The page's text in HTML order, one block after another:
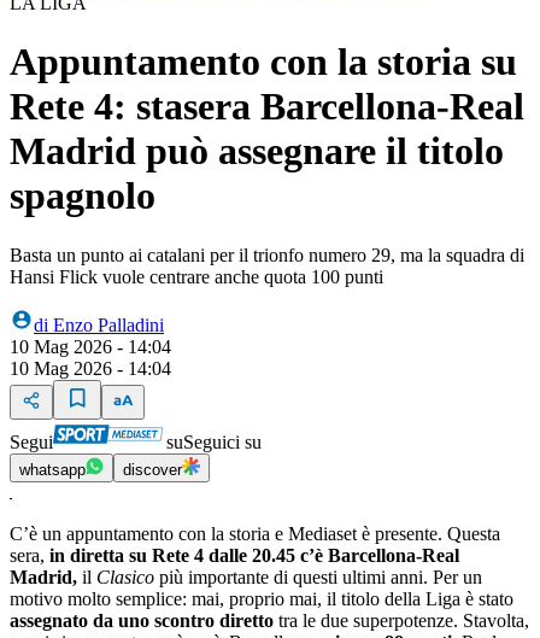
Appuntamento con la storia su
Rete 4: stasera Barcellona-Real
Madrid può assegnare il titolo
spagnolo
Basta un punto ai catalani per il trionfo numero 29, ma la squadra di
Hansi Flick vuole centrare anche quota 100 punti
di Enzo Palladini
10 Mag 2026 - 14:04
10 Mag 2026 - 14:04
Segui suSeguici su
whatsapp discover
C’è un appuntamento con la storia e Mediaset è presente. Questa
sera, in diretta su Rete 4 dalle 20.45 c’è Barcellona-Real
Madrid, il Clasico più importante di questi ultimi anni. Per un
motivo molto semplice: mai, proprio mai, il titolo della Liga è stato
assegnato da uno scontro diretto tra le due superpotenze. Stavolta,